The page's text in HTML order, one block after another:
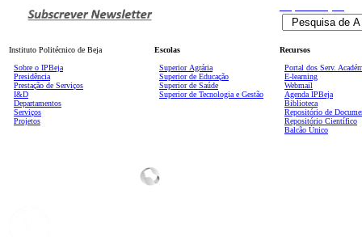
Instituto Politécnico de Beja
Sobre o IPBeja
Presidência
Prestação de Serviços
I&D
Departamentos
Serviços
Projetos
Escolas
Superior Agrária
Superior de Educação
Superior de Saúde
Superior de Tecnologia e Gestão
Recursos
Portal dos Serv.
E-learning
Webmail
Agenda IPBeja
Biblioteca
Repositório de
Repositório Científico
Balcão Único